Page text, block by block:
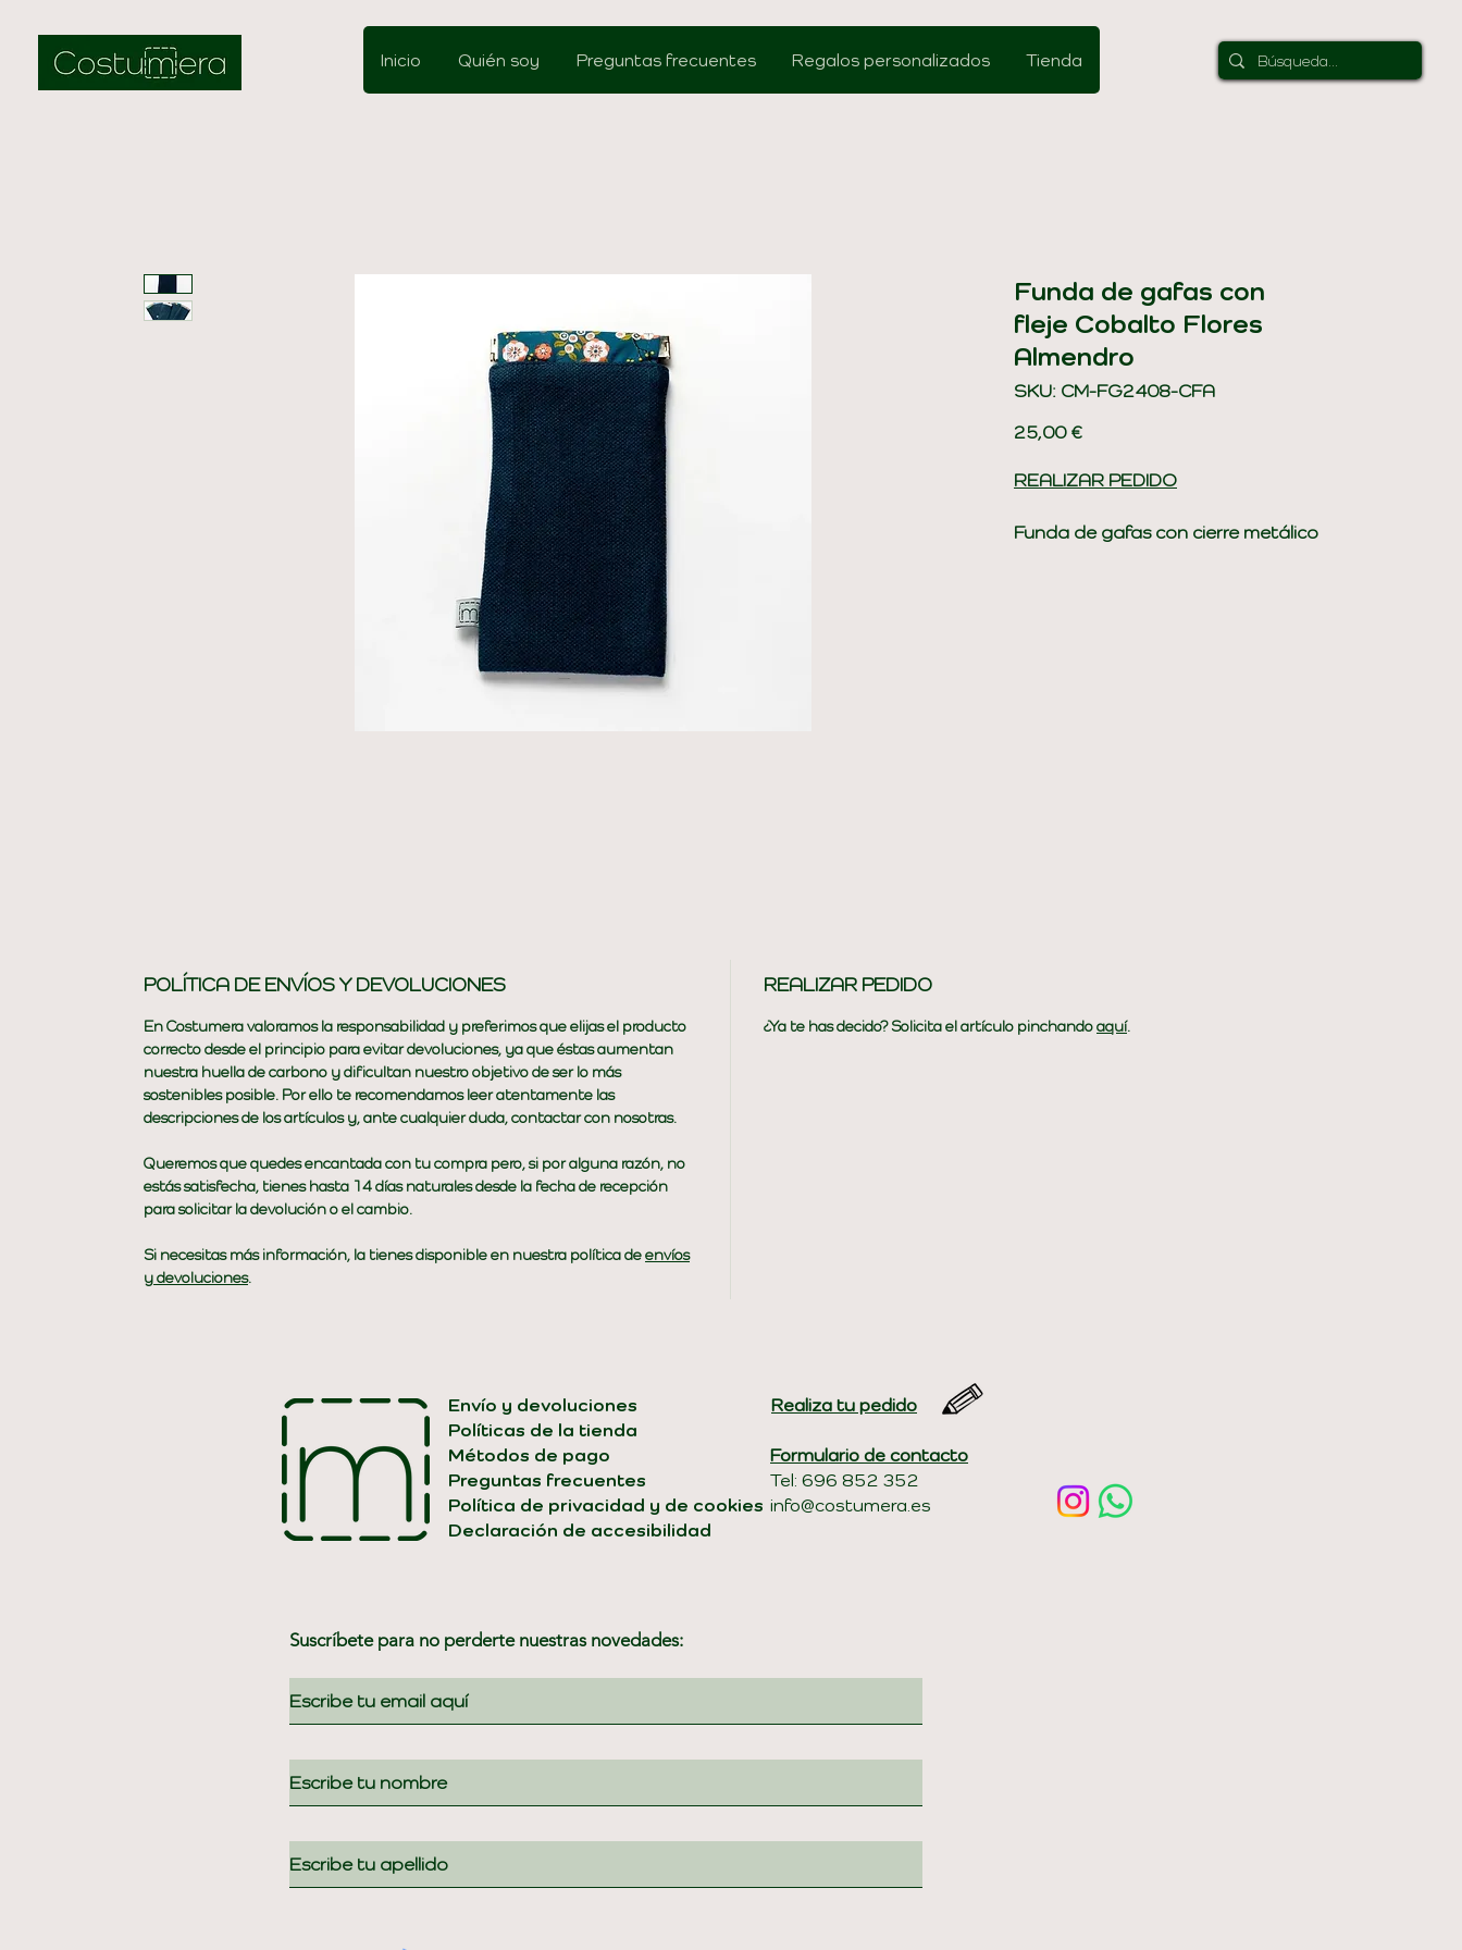
Inicio Quién soy Preguntas frecuentes Regalos personalizados Tienda
Funda de gafas con
fleje Cobalto Flores
Almendro
SKU: CM-FG2408-CFA
25,00 €Precio
REALIZAR PEDIDO
Funda de gafas con cierre metálico
POLÍTICA DE ENVÍOS Y DEVOLUCIONES
En Costumera valoramos la responsabilidad y preferimos que elijas el producto
correcto desde el principio para evitar devoluciones, ya que éstas aumentan
nuestra huella de carbono y dificultan nuestro objetivo de ser lo más
sostenibles posible. Por ello te recomendamos leer atentamente las
descripciones de los artículos y, ante cualquier duda, contactar con nosotras.
Queremos que quedes encantada con tu compra pero, si por alguna razón, no
estás satisfecha, tienes hasta 14 días naturales desde la fecha de recepción
para solicitar la devolución o el cambio.
Si necesitas más información, la tienes disponible en nuestra política deenvíos
y devoluciones.
REALIZAR PEDIDO
¿Ya te has decido? Solicita el artículo pinchandoaquí.
Envío y devoluciones
Políticas de la tienda
Métodos de pago
Preguntas frecuentes
Política de privacidad y de cookies
Declaración de accesibilidad
Formulario de contacto
Tel: 696 852 352
info@costumera.es
​​Realiza tu pedido
Suscríbete para no perderte nuestras novedades: